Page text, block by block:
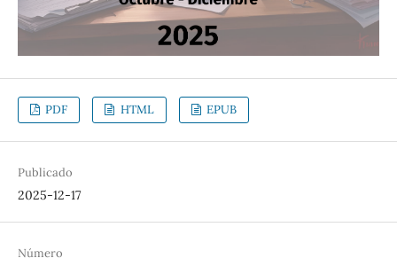
PDF HTML EPUB
Publicado
2025-12-17
Número